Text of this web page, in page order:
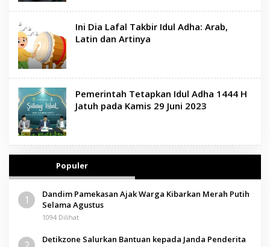
Ini Dia Lafal Takbir Idul Adha: Arab,
Latin dan Artinya
Pemerintah Tetapkan Idul Adha 1444 H
Jatuh pada Kamis 29 Juni 2023
Populer
1
Dandim Pamekasan Ajak Warga Kibarkan Merah Putih
Selama Agustus
1094 Dilihat
Detikzone Salurkan Bantuan kepada Janda Penderita